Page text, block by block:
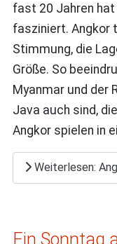
fast 20 Jahren
fasziniert. Angkor
Stimmung, die
Größe. So
Myanmar und der
Java auch sind,
Angkor spielen in
Weiterlesen:
Ein Sonntag